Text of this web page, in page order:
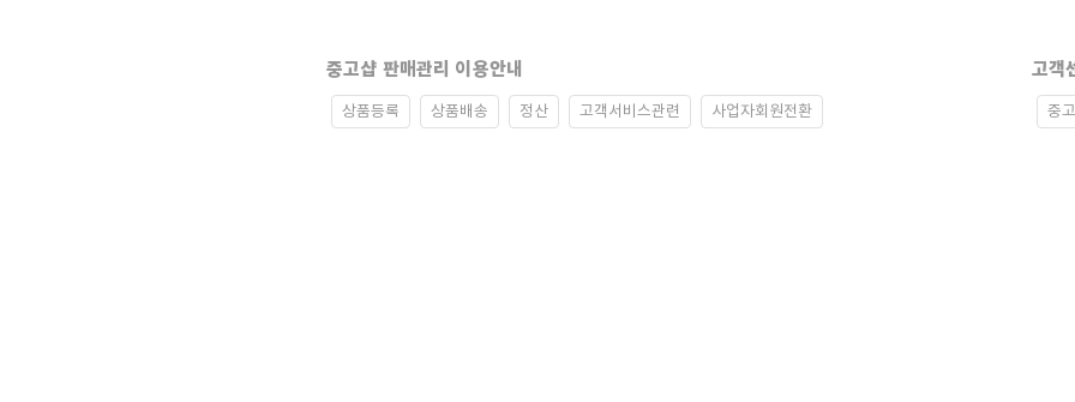
중고샵 판매관리 이용안내
상품등록 상품배송 정산 고객서비스관련 사업자회원전환
고객
중